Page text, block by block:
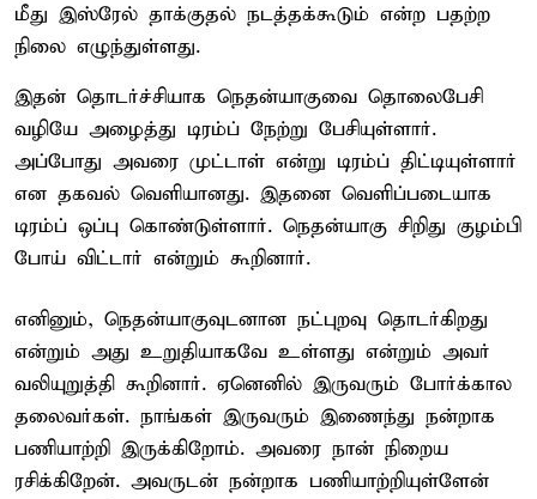
மீது இஸ்ரேல் தாக்குதல் நடத்தக்கூடும் என்ற பதற்ற
நிலை எழுந்துள்ளது.
இதன் தொடர்ச்சியாக நெதன்யாகுவை தொலைபேசி
வழியே அழைத்து டிரம்ப் நேற்று பேசியுள்ளார்.
அப்போது அவரை முட்டாள் என்று டிரம்ப் திட்டியுள்ளார்
என தகவல் வெளியானது. இதனை வெளிப்படையாக
டிரம்ப் ஒப்பு கொண்டுள்ளார். நெதன்யாகு சிறிது குழம்பி
போய் விட்டார் என்றும் கூறினார்.
எனினும், நெதன்யாகுவுடனான நட்புறவு தொடர்கிறது
என்றும் அது உறுதியாகவே உள்ளது என்றும் அவர்
வலியுறுத்தி கூறினார். ஏனெனில் இருவரும் போர்க்கால
தலைவர்கள். நாங்கள் இருவரும் இணைந்து நன்றாக
பணியாற்றி இருக்கிறோம். அவரை நான் நிறைய
ரசிக்கிறேன். அவருடன் நன்றாக பணியாற்றியுள்ளேன்